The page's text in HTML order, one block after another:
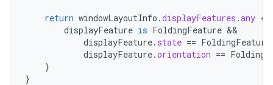
return windowLayoutInfo .displayFeatures .any {
displayFeature is FoldingFeature
displayFeature. state == FoldingFeature
displayFeature.orientation ==
}
}